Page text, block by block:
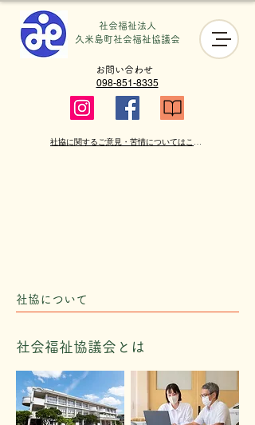
社会福祉法人
​久米島町社会福祉協議会
098-851-8335
お問い合わせ
社協に関するご意見・苦情についてはこちら
社協について
社会福祉協議会とは